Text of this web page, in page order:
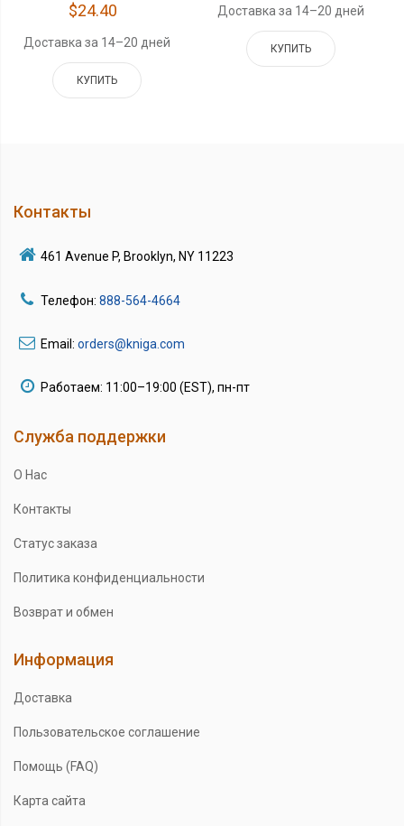
$24.40
Доставка за 14–20 дней
КУПИТЬ
Доставка за 14–20 дней
КУПИТЬ
Контакты
461 Avenue P, Brooklyn, NY 11223
Телефон: 888-564-4664
Email: orders@kniga.com
Работаем: 11:00–19:00 (EST), пн-пт
Служба поддержки
О Нас
Контакты
Статус заказа
Политика конфиденциальности
Возврат и обмен
Информация
Доставка
Пользовательское соглашение
Помощь (FAQ)
Карта сайта